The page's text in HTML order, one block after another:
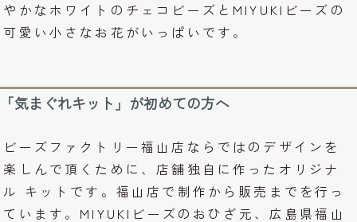
やかなホワイトのチェコビーズとMIYUKIビーズの
可愛い小さなお花がいっぱいです。
「気まぐれキット」が初めての方へ
ビーズファクトリー福山店ならではのデザインを
楽しんで頂くために、店舗独自に作ったオリジナ
ル キットです。福山店で制作から販売までを行っ
ています。MIYUKIビーズのおひざ元、広島県福山